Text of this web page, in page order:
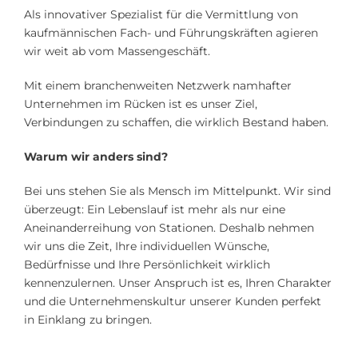
Als innovativer Spezialist für die Vermittlung von
kaufmännischen Fach- und Führungskräften agieren
wir weit ab vom Massengeschäft.
Mit einem branchenweiten Netzwerk namhafter
Unternehmen im Rücken ist es unser Ziel,
Verbindungen zu schaffen, die wirklich Bestand haben.
Warum wir anders sind?
Bei uns stehen Sie als Mensch im Mittelpunkt. Wir sind
überzeugt: Ein Lebenslauf ist mehr als nur eine
Aneinanderreihung von Stationen. Deshalb nehmen
wir uns die Zeit, Ihre individuellen Wünsche,
Bedürfnisse und Ihre Persönlichkeit wirklich
kennenzulernen. Unser Anspruch ist es, Ihren Charakter
und die Unternehmenskultur unserer Kunden perfekt
in Einklang zu bringen.